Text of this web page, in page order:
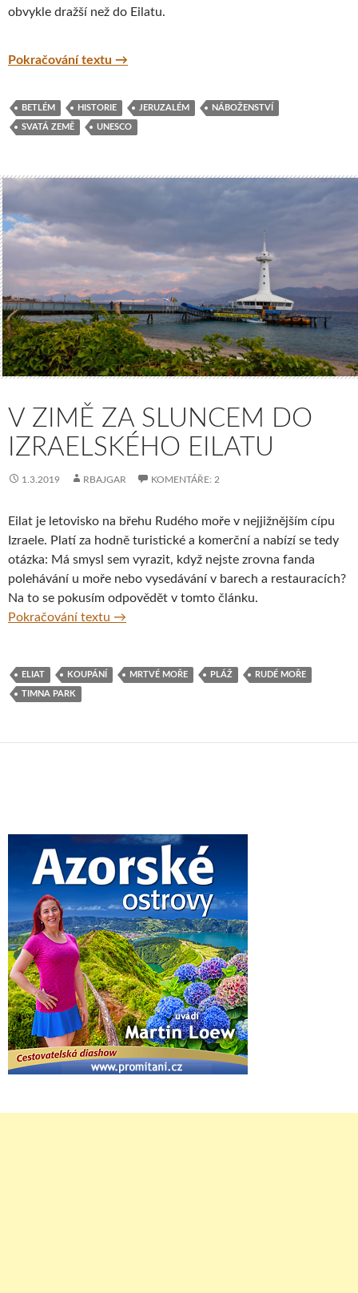
obvykle dražší než do Eilatu.
Pokračování textu Objevte další krásy Izraele – Tel Aviv,
→
BETLÉM HISTORIE JERUZALÉM NÁBOŽENSTVÍ
SVATÁ ZEMĚ UNESCO
V ZIMĚ ZA SLUNCEM DO
IZRAELSKÉHO EILATU
1.3.2019 RBAJGAR KOMENTÁŘE: 2
Eilat je letovisko na břehu Rudého moře v nejjižnějším cípu
Izraele. Platí za hodně turistické a komerční a nabízí se tedy
otázka: Má smysl sem vyrazit, když nejste zrovna fanda
polehávání u moře nebo vysedávání v barech a restauracích?
Na to se pokusím odpovědět v tomto článku.
Pokračování textu V zimě za sluncem do izraelského Eilatu
→
ELIAT KOUPÁNÍ MRTVÉ MOŘE PLÁŽ RUDÉ MOŘE
TIMNA PARK